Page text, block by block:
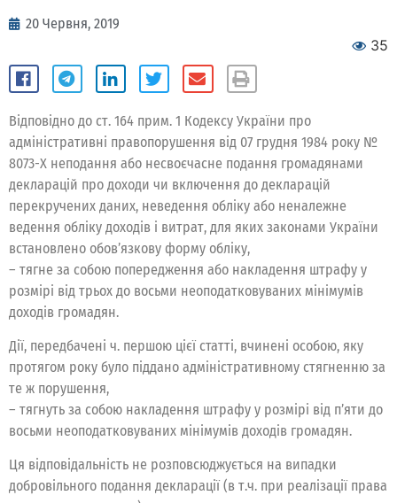
20 Червня, 2019
35
Відповідно до ст. 164 прим. 1 Кодексу України про
адміністративні правопорушення від 07 грудня 1984 року №
8073-Х неподання або несвоєчасне подання громадянами
декларацій про доходи чи включення до декларацій
перекручених даних, неведення обліку або неналежне
ведення обліку доходів і витрат, для яких законами України
встановлено обов’язкову форму обліку,
– тягне за собою попередження або накладення штрафу у
розмірі від трьох до восьми неоподатковуваних мінімумів
доходів громадян.
Дії, передбачені ч. першою цієї статті, вчинені особою, яку
протягом року було піддано адміністративному стягненню за
те ж порушення,
– тягнуть за собою накладення штрафу у розмірі від п’яти до
восьми неоподатковуваних мінімумів доходів громадян.
Ця відповідальність не розповсюджується на випадки
добровільного подання декларації (в т.ч. при реалізації права